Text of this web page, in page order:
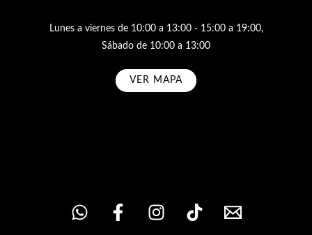
Lunes a viernes de 10:00 a 13:00 - 15:00 a 19:00,
Sábado de 10:00 a 13:00
VER MAPA